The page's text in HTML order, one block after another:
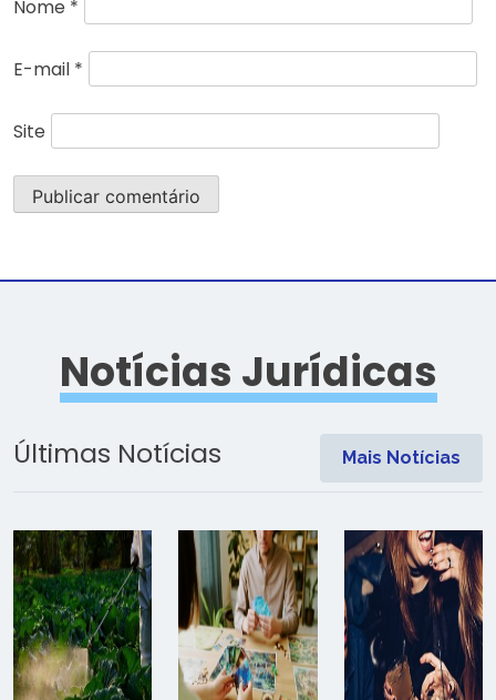
Nome *
E-mail *
Site
Notícias Jurídicas
Últimas Notícias Mais Notícias